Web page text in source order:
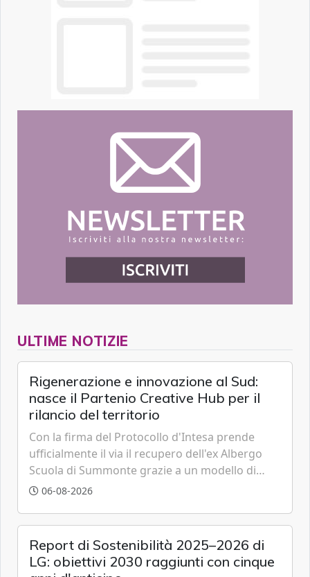
ULTIME NOTIZIE
Rigenerazione e innovazione al Sud:
nasce il Partenio Creative Hub per il
rilancio del territorio
Con la firma del Protocollo d'Intesa prende
ufficialmente il via il recupero dell'ex Albergo
Scuola di Summonte grazie a un modello di
partenariato pubblico-privato e a una rete di
06-08-2026
Report di Sostenibilità 2025–2026 di
LG: obiettivi 2030 raggiunti con cinque